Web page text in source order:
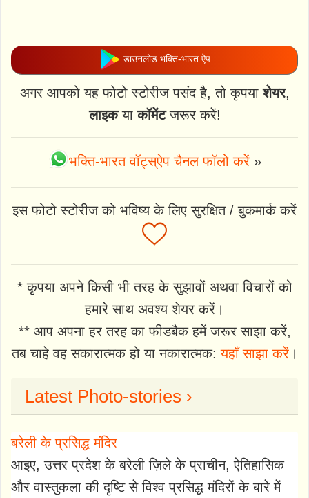
डाउनलोड भक्ति-भारत ऐप
अगर आपको यह फोटो स्टोरीज पसंद है, तो कृपयाशेयर,
लाइकयाकॉमेंटजरूर करें!
भक्ति-भारत वॉट्स्ऐप चैनल फॉलो करें»
इस फोटो स्टोरीज को भविष्य के लिए सुरक्षित / बुकमार्क करें
* कृपया अपने किसी भी तरह के सुझावों अथवा विचारों को
हमारे साथ अवश्य शेयर करें।
** आप अपना हर तरह का फीडबैक हमें जरूर साझा करें,
तब चाहे वह सकारात्मक हो या नकारात्मक:यहाँ साझा करें।
Latest Photo-stories ›
बरेली के प्रसिद्ध मंदिर
आइए, उत्तर प्रदेश के बरेली ज़िले के प्राचीन, ऐतिहासिक
और वास्तुकला की दृष्टि से विश्व प्रसिद्ध मंदिरों के बारे में